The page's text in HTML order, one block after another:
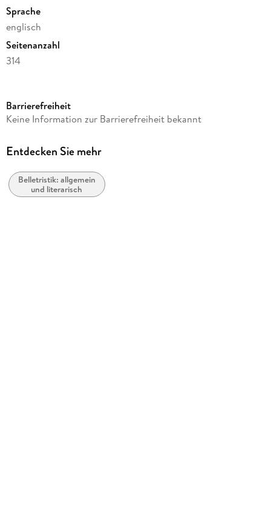
Sprache
englisch
Seitenanzahl
314
Verlag/Hersteller
Produktart
Gewicht
512 g
Barrierefreiheit
Keine Information zur Barrierefreiheit bekannt
Entdecken Sie mehr
Belletristik: allgemein
und literarisch